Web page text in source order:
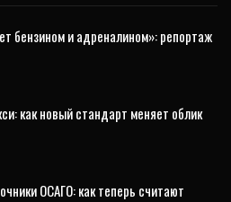
бензином и адреналином»: репортаж
как новый стандарт меняет облик
ОСАГО: как теперь считают